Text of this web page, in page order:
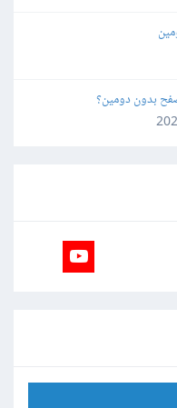
بدون دومين؟